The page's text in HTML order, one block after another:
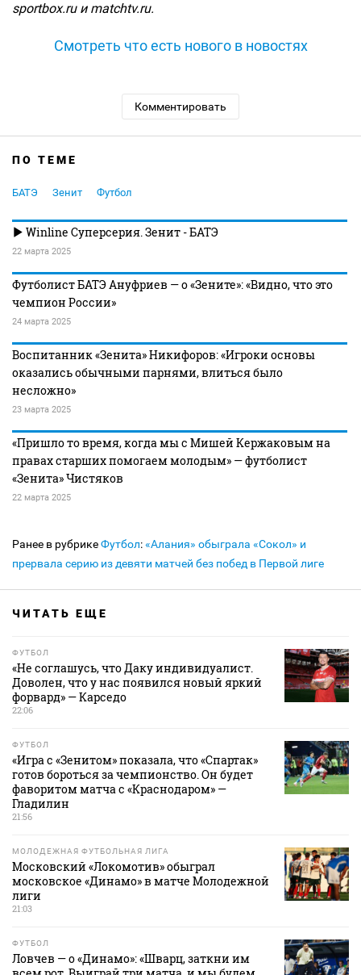
sportbox.ru и matchtv.ru.
Смотреть что есть нового в новостях
Комментировать
ПО ТЕМЕ
БАТЭ Зенит Футбол
Winline Суперсерия. Зенит - БАТЭ
22 марта 2025
Футболист БАТЭ Ануфриев — о «Зените»: «Видно, что это
чемпион России»
24 марта 2025
Воспитанник «Зенита» Никифоров: «Игроки основы
оказались обычными парнями, влиться было
несложно»
23 марта 2025
«Пришло то время, когда мы с Мишей Кержаковым на
правах старших помогаем молодым» — футболист
«Зенита» Чистяков
22 марта 2025
Ранее в рубрикеФутбол:«Алания» обыграла «Сокол» и
прервала серию из девяти матчей без побед в Первой лиге
ЧИТАТЬ ЕЩЕ
ФУТБОЛ
«Не соглашусь, что Даку индивидуалист.
Доволен, что у нас появился новый яркий
форвард» — Карседо
22:06
ФУТБОЛ
«Игра с «Зенитом» показала, что «Спартак»
готов бороться за чемпионство. Он будет
фаворитом матча с «Краснодаром» —
Гладилин
21:56
МОЛОДЕЖНАЯ ФУТБОЛЬНАЯ ЛИГА
Московский «Локомотив» обыграл
московское «Динамо» в матче Молодежной
лиги
21:03
ФУТБОЛ
Ловчев — о «Динамо»: «Шварц, заткни им